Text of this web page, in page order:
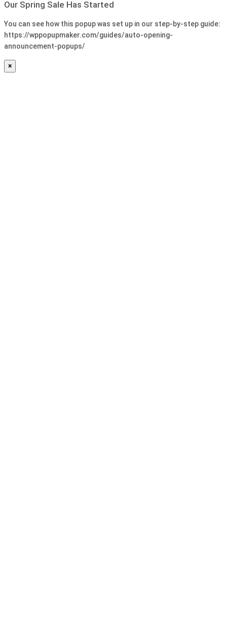
Our Spring Sale Has Started
You can see how this popup was set up in our step-by-step guide:
https://wppopupmaker.com/guides/auto-opening-
announcement-popups/
×